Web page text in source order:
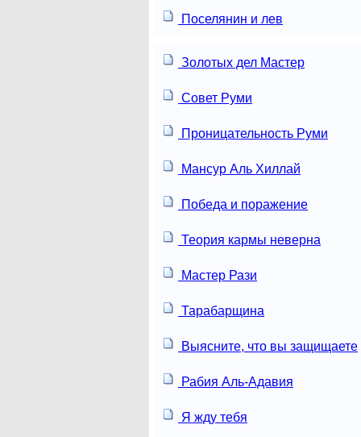
Поселянин и лев
Золотых дел Мастер
Совет Руми
Проницательность Руми
Мансур Аль Хиллай
Победа и поражение
Теория кармы неверна
Мастер Рази
Тарабарщина
Выясните, что вы защищаете
Рабия Аль-Адавия
Я жду тебя